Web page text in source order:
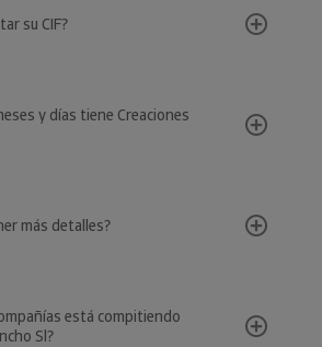
su CIF?
y días tiene Creaciones
más detalles?
está compitiendo
Sl?